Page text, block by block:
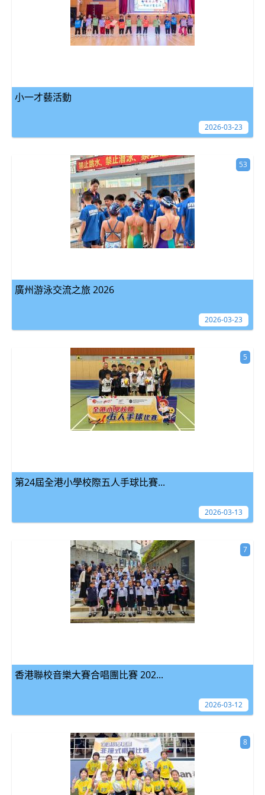
小一才藝活動
2026-03-23
廣州游泳交流之旅 2026
53
2026-03-23
第24屆全港小學校際五人手球比賽...
5
2026-03-13
香港聯校音樂大賽合唱團比賽 202...
7
2026-03-12
8